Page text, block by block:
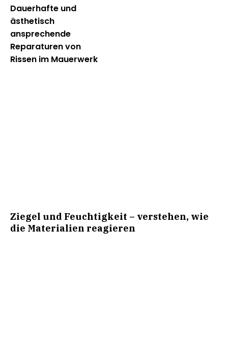
Dauerhafte und
ästhetisch
ansprechende
Reparaturen von
Rissen im Mauerwerk
Ziegel und Feuchtigkeit – verstehen, wie
die Materialien reagieren